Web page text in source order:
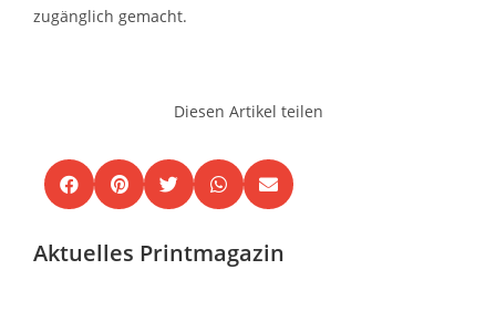
zugänglich gemacht.
Diesen Artikel teilen
Aktuelles Printmagazin